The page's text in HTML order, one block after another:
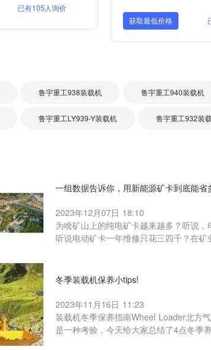
已有105人询价
获取最低价格
鲁宇重工938装载机 鲁宇重工940装载机
鲁宇重工LY939-Y装载机 鲁宇重工932装
一组数据告诉你，用新能源矿卡到底能省
2023年12月07日 18:10
为啥矿山上的纯电矿卡越来越多？听说
听说电动矿卡一年维修只花三四千？在矿
冬季装载机保养小tips!
2023年11月16日 11:23
装载机冬季保养指南Wheel Loader北方
是一种考验，今天给大家总结了4点冬季